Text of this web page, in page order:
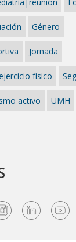
Género
Jornada
físico
activo UMH